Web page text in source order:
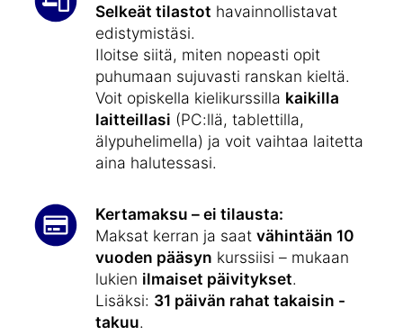
Selkeät tilastot havainnollistavat
edistymistäsi.
Iloitse siitä, miten nopeasti opit
puhumaan sujuvasti ranskan kieltä.
Voit opiskella kielikurssilla kaikilla
laitteillasi (PC:llä, tablettilla,
älypuhelimella) ja voit vaihtaa laitetta
aina halutessasi.
Kertamaksu – ei tilausta:
Maksat kerran ja saat vähintään 10
vuoden pääsyn kurssiisi – mukaan
lukien ilmaiset päivitykset.
Lisäksi: 31 päivän rahat takaisin -
takuu.